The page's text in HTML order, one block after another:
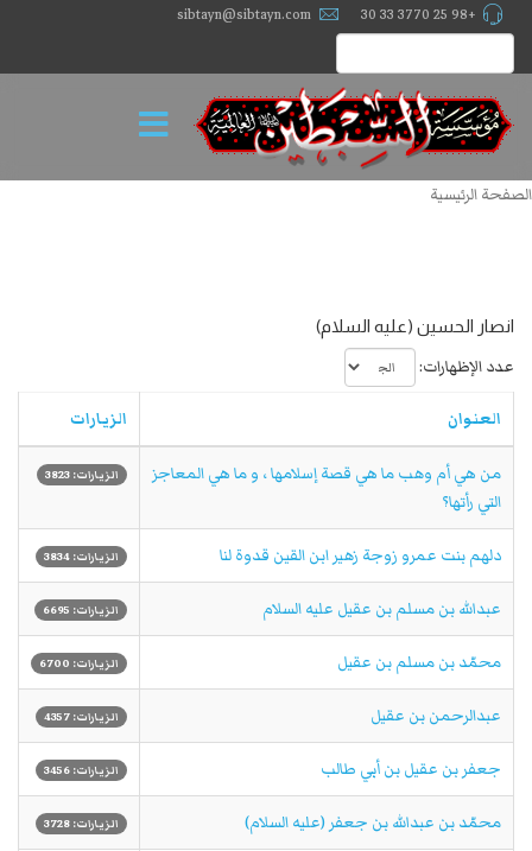
+98 25 3770 33 30
sibtayn@sibtayn.com
الصفحة الرئيسية
انصار الحسين (عليه السلام)
عدد الإظهارات:
العنوان الزيارات
من هي أم وهب ما هي قصة إسلامها ، و ما هي المعاجز
التي رأتها؟
الزيارات: 3823
دلهم بنت عمرو زوجة زهير ابن القين قدوة لنا الزيارات: 3834
عبدالله بن مسلم بن عقيل عليه السلام الزيارات: 6695
محمّد بن مسلم بن عقيل الزيارات: 6700
عبدالرحمن بن عقيل الزيارات: 4357
جعفر بن عقيل بن أبي طالب الزيارات: 3456
محمّد بن عبدالله بن جعفر (عليه السلام) الزيارات: 3728